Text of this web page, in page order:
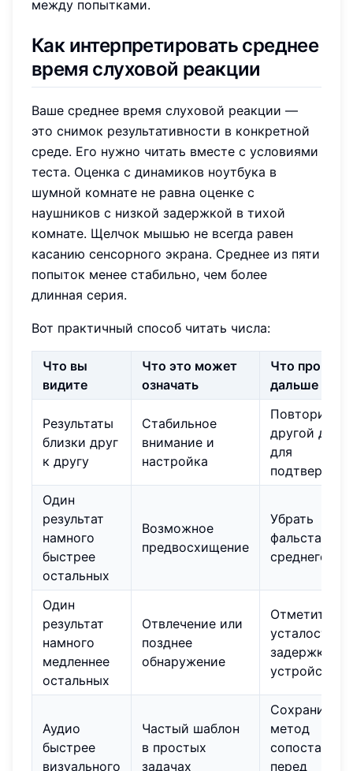
между попытками.
Как интерпретировать среднее
время слуховой реакции
Ваше среднее время слуховой реакции —
это снимок результативности в конкретной
среде. Его нужно читать вместе с условиями
теста. Оценка с динамиков ноутбука в
шумной комнате не равна оценке с
наушников с низкой задержкой в тихой
комнате. Щелчок мышью не всегда равен
касанию сенсорного экрана. Среднее из пяти
попыток менее стабильно, чем более
длинная серия.
Вот практичный способ читать числа:
Что вы
видите
Что это может
означать
Что
дальше
Результаты
близки друг
к другу
Стабильное
внимание и
настройка
Повторить в
другой день
для
Один
результат
намного
быстрее
остальных
Возможное
предвосхищение
Убрать
фальстарты
среднего
Один
результат
намного
медленнее
остальных
Отвлечение или
позднее
обнаружение
Отметить
усталость
задержку
устройства
Аудио
быстрее
визуального
Частый шаблон
в простых
задачах
Сохранить
метод
перед